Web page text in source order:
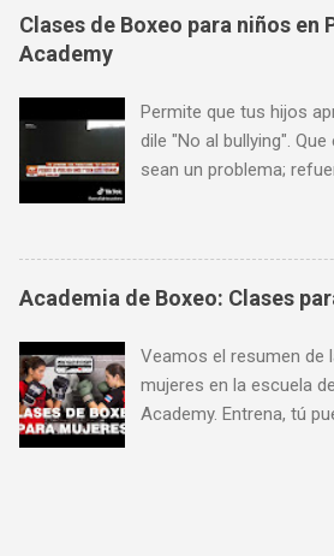
a su preferencia.
Marina 1368 (a pocas
a Viernes de 7 am a 11
8 pm y Domingos de 9
informes: 944 672 901,
Clases de Boxeo para niños en
Academy
Permite que tus hijos
dile "No al bullying".
sean un problema;
las artes marciales y
Encuéntranos en Av.
cuadras de Plaza San
todas las tarjetas de
Sábados de 9 am a 8
a 1 pm. Más informes:
Academia de Boxeo: Clases
Veamos el resumen de
mujeres en la escuela
Academy. Entrena, tú
Academy Avenida La